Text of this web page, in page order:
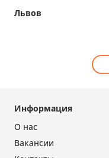
Львов
Информация
О нас
Вакансии